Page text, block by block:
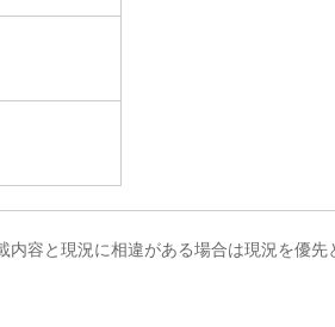
内容と現況に相違がある場合は現況を優先